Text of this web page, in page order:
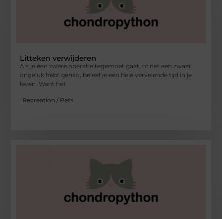
Litteken verwijderen
Als je een zware operatie tegemoet gaat, of net een zwaar
ongeluk hebt gehad, beleef je een hele vervelende tijd in je
leven. Want het
Recreation / Pets